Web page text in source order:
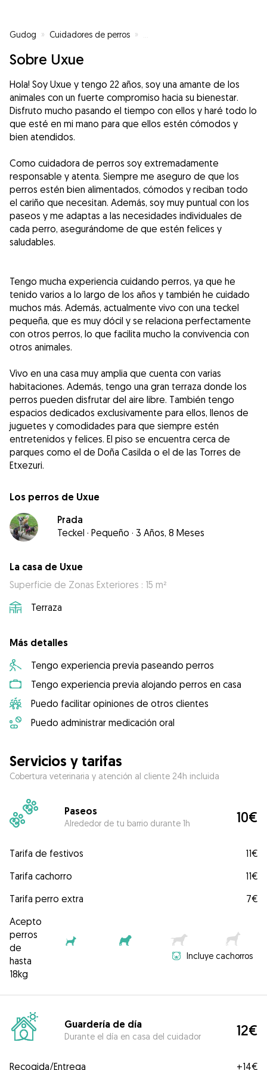
Gudog » Cuidadores de perros »
Sobre Uxue
Hola! Soy Uxue y tengo 22 años, soy una amante de los
animales con un fuerte compromiso hacia su bienestar.
Disfruto mucho pasando el tiempo con ellos y haré todo lo
que esté en mi mano para que ellos estén cómodos y
bien atendidos.
Como cuidadora de perros soy extremadamente
responsable y atenta. Siempre me aseguro de que los
perros estén bien alimentados, cómodos y reciban todo
el cariño que necesitan. Además, soy muy puntual con los
paseos y me adaptas a las necesidades individuales de
cada perro, asegurándome de que estén felices y
saludables.
Tengo mucha experiencia cuidando perros, ya que he
tenido varios a lo largo de los años y también he cuidado
muchos más. Además, actualmente vivo con una teckel
pequeña, que es muy dócil y se relaciona perfectamente
con otros perros, lo que facilita mucho la convivencia con
otros animales.
Vivo en una casa muy amplia que cuenta con varias
habitaciones. Además, tengo una gran terraza donde los
perros pueden disfrutar del aire libre. También tengo
espacios dedicados exclusivamente para ellos, llenos de
juguetes y comodidades para que siempre estén
entretenidos y felices. El piso se encuentra cerca de
parques como el de Doña Casilda o el de las Torres de
Etxezuri.
Los perros de Uxue
Prada
Teckel · Pequeño · 3 Años, 8 Meses
La casa de Uxue
Superficie de Zonas Exteriores : 15 m²
Terraza
Más detalles
Tengo experiencia previa paseando perros
Tengo experiencia previa alojando perros en casa
Puedo facilitar opiniones de otros clientes
Puedo administrar medicación oral
Servicios y tarifas
Cobertura veterinaria y atención al cliente 24h incluida
Paseos
Alrededor de tu barrio durante 1h 10€
Tarifa de festivos
11€
Tarifa cachorro
11€
Tarifa perro extra
7€
Acepto
perros
de
hasta
18kg
Incluye cachorros
Guardería de día
Durante el día en casa del cuidador 12€
Recogida/Entrega +14€